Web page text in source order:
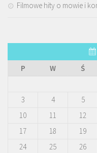
Filmowe hity o mowie i
P
W Ś
3
4 5
10
11 12
17
18 19
24
25 26